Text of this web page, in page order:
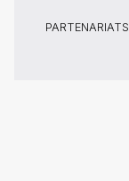
PARTENARIATS